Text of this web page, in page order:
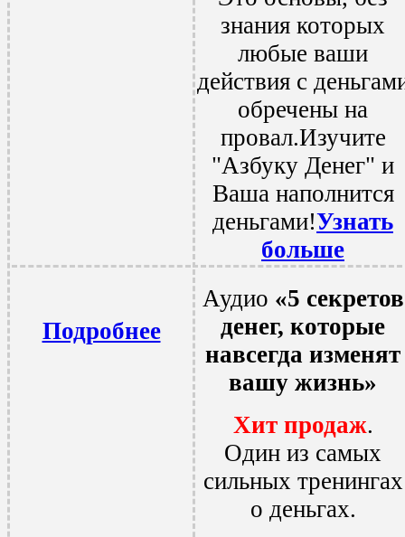
знания которых
любые ваши
действия с
обречены на
провал.Изучите
"Азбуку Денег" и
Ваша наполнится
деньгами!Узнать
больше
Подробнее
Аудио «5 секретов
денег, которые
навсегда изменят
вашу жизнь»
Хит продаж.
Один из самых
сильных тренингах
о деньгах.